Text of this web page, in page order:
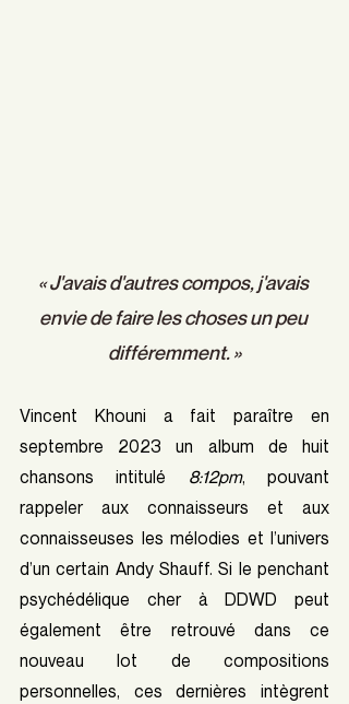
« J'avais d'autres compos, j'avais
envie de faire les choses un peu
différemment. »
Vincent Khouni a fait paraître en
septembre 2023 un album de huit
chansons intitulé 8:12pm, pouvant
rappeler aux connaisseurs et aux
connaisseuses les mélodies et l’univers
d’un certain Andy Shauff. Si le penchant
psychédélique cher à DDWD peut
également être retrouvé dans ce
nouveau lot de compositions
personnelles, ces dernières intègrent